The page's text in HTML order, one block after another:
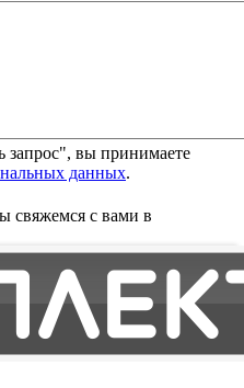
вы принимаете
данных.
свяжемся с вами в